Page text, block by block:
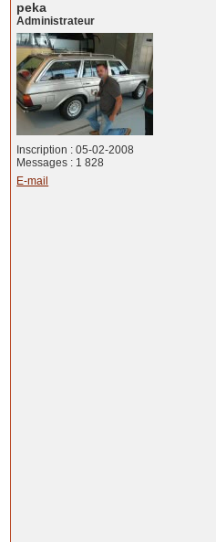
peka
Administrateur
Inscription : 05-02-2008
Messages : 1 828
E-mail